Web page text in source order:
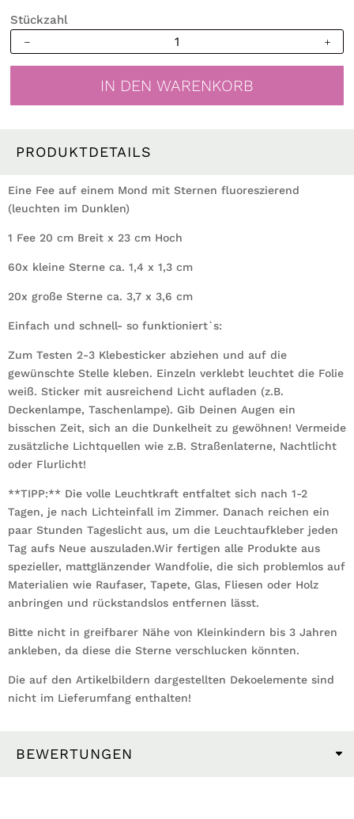
Stückzahl
Fluoreszierende
Kinderzimmer
Menge
IN DEN WARENKORB
PRODUKTDETAILS
Eine Fee auf einem Mond mit Sternen fluoreszierend
(leuchten im Dunklen)
1 Fee 20 cm Breit x 23 cm Hoch
60x kleine Sterne ca. 1,4 x 1,3 cm
20x große Sterne ca. 3,7 x 3,6 cm
Einfach und schnell- so funktioniert`s:
Zum Testen 2-3 Klebesticker abziehen und auf die
gewünschte Stelle kleben. Einzeln verklebt leuchtet die Folie
weiß. Sticker mit ausreichend Licht aufladen (z.B.
Deckenlampe, Taschenlampe). Gib Deinen Augen ein
bisschen Zeit, sich an die Dunkelheit zu gewöhnen! Vermeide
zusätzliche Lichtquellen wie z.B. Straßenlaterne, Nachtlicht
oder Flurlicht!
**TIPP:** Die volle Leuchtkraft entfaltet sich nach 1-2
Tagen, je nach Lichteinfall im Zimmer. Danach reichen ein
paar Stunden Tageslicht aus, um die Leuchtaufkleber jeden
Tag aufs Neue auszuladen.Wir fertigen alle Produkte aus
spezieller, mattglänzender Wandfolie, die sich problemlos auf
Materialien wie Raufaser, Tapete, Glas, Fliesen oder Holz
anbringen und rückstandslos entfernen lässt.
Bitte nicht in greifbarer Nähe von Kleinkindern bis 3 Jahren
ankleben, da diese die Sterne verschlucken könnten.
Die auf den Artikelbildern dargestellten Dekoelemente sind
nicht im Lieferumfang enthalten!
BEWERTUNGEN